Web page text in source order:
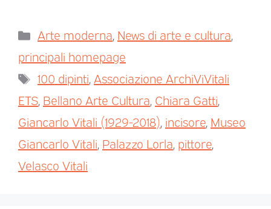
Arte moderna, News di arte e cultura,
principali homepage
100 dipinti, Associazione ArchiViVitali
ETS, Bellano Arte Cultura, Chiara Gatti,
Giancarlo Vitali (1929-2018), incisore, Museo
Giancarlo Vitali, Palazzo Lorla, pittore,
Velasco Vitali